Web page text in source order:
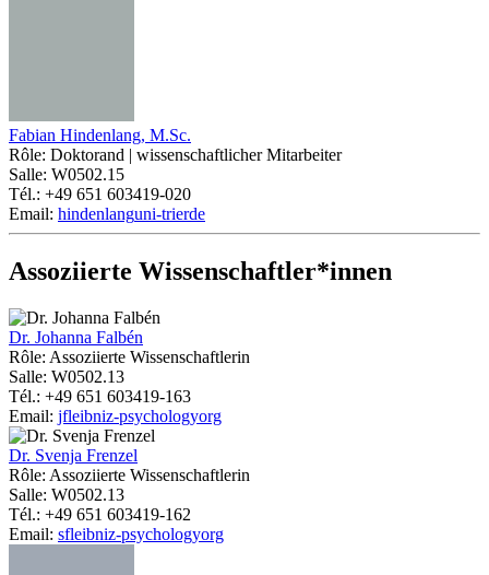
Fabian Hindenlang, M.Sc.
Rôle: Doktorand | wissenschaftlicher Mitarbeiter
Salle: W0502.15
Tél.: +49 651 603419-020
Email: hindenlanguni-trierde
Assoziierte Wissenschaftler*innen
Dr. Johanna Falbén
Rôle: Assoziierte Wissenschaftlerin
Salle: W0502.13
Tél.: +49 651 603419-163
Email: jfleibniz-psychologyorg
Dr. Svenja Frenzel
Rôle: Assoziierte Wissenschaftlerin
Salle: W0502.13
Tél.: +49 651 603419-162
Email: sfleibniz-psychologyorg